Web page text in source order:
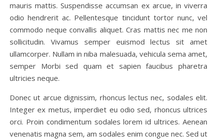
mauris mattis. Suspendisse accumsan ex arcue, in viverra
odio hendrerit ac. Pellentesque tincidunt tortor nunc, vel
commodo neque convallis aliquet. Cras mattis nec me non
sollicitudin. Vivamus semper euismod lectus sit amet
ullamcorper. Nullam in niba malesuada, vehicula sema amet,
semper Morbi sed quam et sapien faucibus pharetra
ultricies neque.
Donec ut arcue dignissim, rhoncus lectus nec, sodales elit.
Integer ex metus, imperdiet eu odio sed, rhoncus ultrices
orci. Proin condimentum sodales lorem id ultrices. Aenean
venenatis magna sem, am sodales enim congue nec. Sed ut